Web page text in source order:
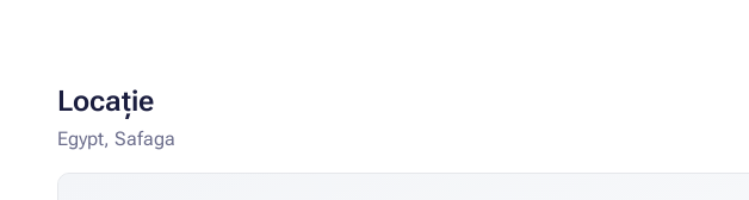
Locație
Egypt, Safaga